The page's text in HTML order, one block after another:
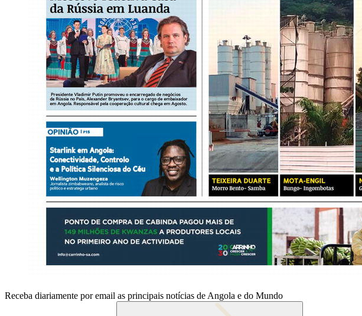
Receba diariamente por email as principais notícias de Angola e do Mundo